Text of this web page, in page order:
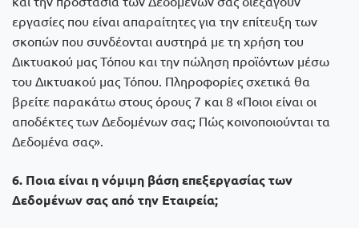
εργασίες που είναι απαραίτητες για την επίτευξη των
σκοπών που συνδέονται αυστηρά με τη χρήση του
Δικτυακού μας Τόπου και την πώληση προϊόντων μέσω
του Δικτυακού μας Τόπου. Πληροφορίες σχετικά θα
βρείτε παρακάτω στους όρους 7 και 8 «Ποιοι είναι οι
αποδέκτες των Δεδομένων σας; Πώς κοινοποιούνται τα
Δεδομένα σας».
6. Ποια είναι η νόμιμη βάση επεξεργασίας των
Δεδομένων σας από την Εταιρεία;